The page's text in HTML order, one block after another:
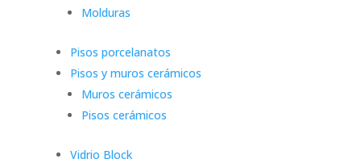
Molduras
Pisos porcelanatos
Pisos y muros cerámicos
Muros cerámicos
Pisos cerámicos
Vidrio Block